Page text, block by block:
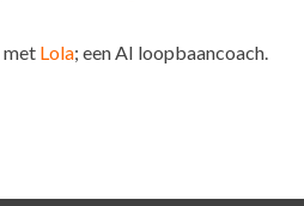
met Lola; een AI loopbaancoach.